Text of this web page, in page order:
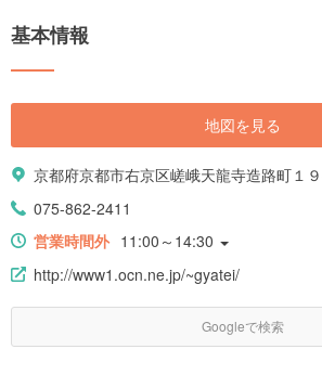
基本情報
地図を見る
京都府京都市右京区嵯峨天龍寺造路町１
075-862-2411
営業時間外 11:00～14:30
http://www1.ocn.ne.jp/~gyatei/
Googleで検索